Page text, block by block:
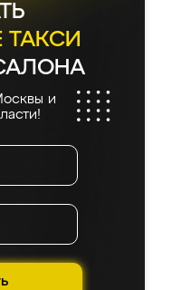
ТАКСИ
и